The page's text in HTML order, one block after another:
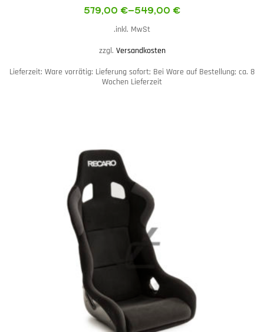
549,00 €
–
579,00 €
inkl. MwSt.
zzgl. Versandkosten
Lieferzeit: Ware vorrätig: Lieferung sofort; Bei Ware auf Bestellung; ca. 8
Wochen Lieferzeit